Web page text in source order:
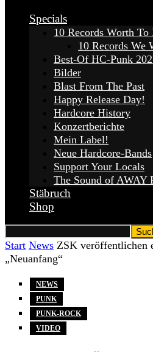
Specials
10 Records Worth To
10 Records We
Best-Of HC-Punk
Bilder
Blast From The Past
Happy Release Day!
Hardcore History
Konzertberichte
Mein Label!
Neue Hardcore-Bands
Support Your Locals
The Sound of AWAY
Stäbruch
Shop
Start News ZSK veröffentlichen
„Neuanfang“
NEWS
PUNK
PUNK-ROCK
VIDEO